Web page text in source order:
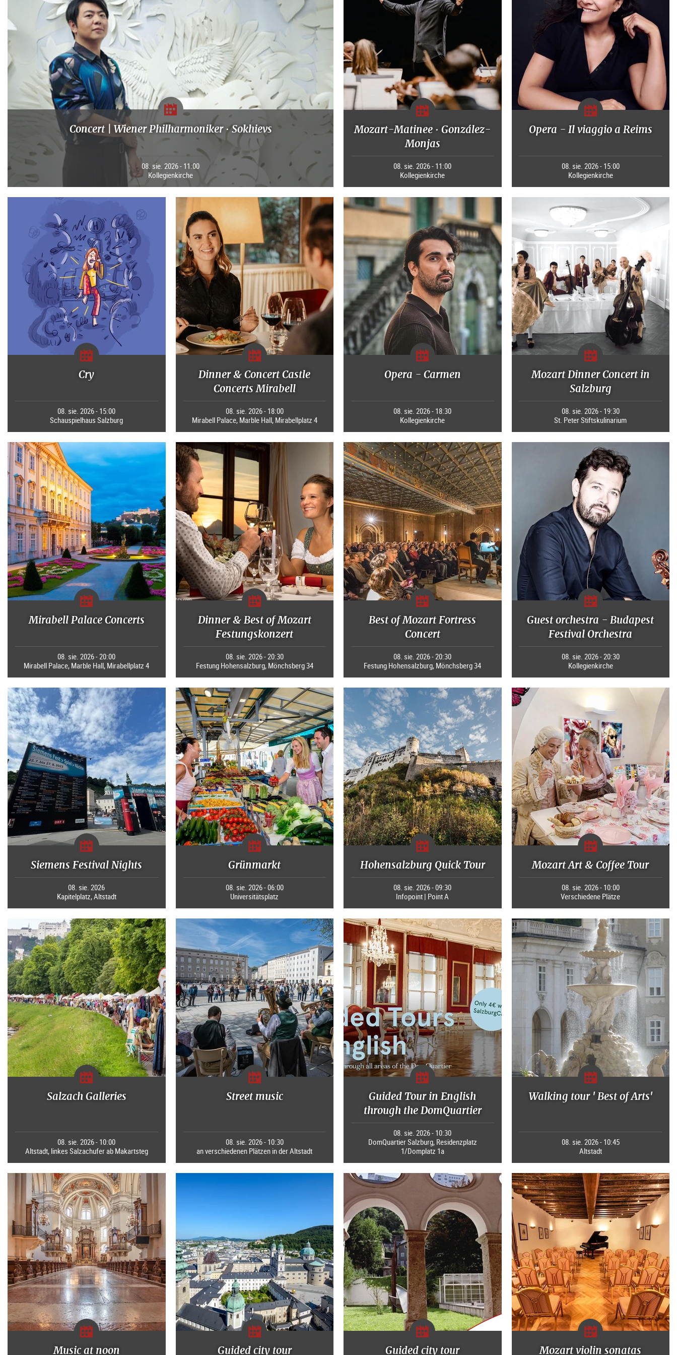
Concert | Wiener Philharmoniker · Sokhievs
08. sie. 2026 - 11:00
Kollegienkirche
Mozart-Matinee · González-
Monjas
08. sie. 2026 - 11:00
Kollegienkirche
Opera - Il viaggio a Reims
08. sie. 2026 - 15:00
Kollegienkirche
Cry
08. sie. 2026 - 15:00
Schauspielhaus Salzburg
Dinner & Concert Castle
Concerts Mirabell
08. sie. 2026 - 18:00
Mirabell Palace, Marble Hall, Mirabellplatz 4
Opera - Carmen
08. sie. 2026 - 18:30
Kollegienkirche
Mozart Dinner Concert in
Salzburg
08. sie. 2026 - 19:30
St. Peter Stiftskulinarium
Mirabell Palace Concerts
08. sie. 2026 - 20:00
Mirabell Palace, Marble Hall, Mirabellplatz 4
Dinner & Best of Mozart
Festungskonzert
08. sie. 2026 - 20:30
Festung Hohensalzburg, Mönchsberg 34
Best of Mozart Fortress
Concert
08. sie. 2026 - 20:30
Festung Hohensalzburg, Mönchsberg 34
Guest orchestra - Budapest
Festival Orchestra
08. sie. 2026 - 20:30
Kollegienkirche
Siemens Festival Nights
08. sie. 2026
Kapitelplatz, Altstadt
Grünmarkt
08. sie. 2026 - 06:00
Universitätsplatz
Hohensalzburg Quick Tour
08. sie. 2026 - 09:30
Infopoint | Point A
Mozart Art & Coffee Tour
08. sie. 2026 - 10:00
Verschiedene Plätze
Salzach Galleries
08. sie. 2026 - 10:00
Altstadt, linkes Salzachufer ab Makartsteg
Street music
08. sie. 2026 - 10:30
an verschiedenen Plätzen in der Altstadt
Guided Tour in English
through the DomQuartier
08. sie. 2026 - 10:30
DomQuartier Salzburg, Residenzplatz
1/Domplatz 1a
Walking tour ' Best of Arts'
08. sie. 2026 - 10:45
Altstadt
Music at noon Guided city tour Guided city tour Mozart violin sonatas